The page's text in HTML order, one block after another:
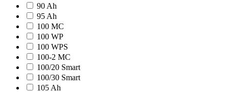
90 Ah
95 Ah
100 MC
100 WP
100 WPS
100-2 MC
100/20 Smart
100/30 Smart
105 Ah